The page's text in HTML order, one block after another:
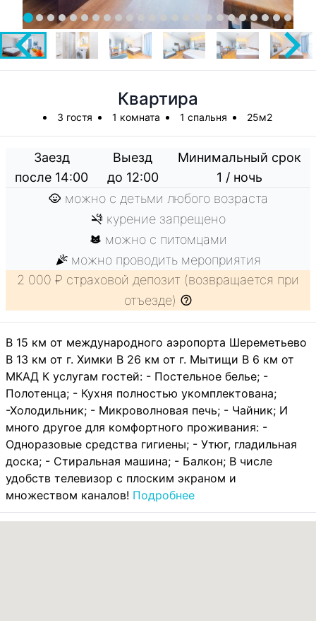
Квартира
3 гостя 1 комната 1 спальня 25м2
Заезд
после 14:00
Выезд
до 12:00
Минимальный срок
1 / ночь
можно с детьми любого возраста
курение запрещено
можно с питомцами
можно проводить мероприятия
2 000 ₽ страховой депозит (возвращается при
отъезде)
В 15 км от международного аэропорта Шереметьево
В 13 км от г. Химки В 26 км от г. Мытищи В 6 км от
МКАД К услугам гостей: - Постельное белье; -
Полотенца; - Кухня полностью укомплектована;
-Холодильник; - Микроволновая печь; - Чайник; И
много другое для комфортного проживания: -
Одноразовые средства гигиены; - Утюг, гладильная
доска; - Стиральная машина; - Балкон; В числе
удобств телевизор с плоским экраном и
множеством каналов! Подробнее